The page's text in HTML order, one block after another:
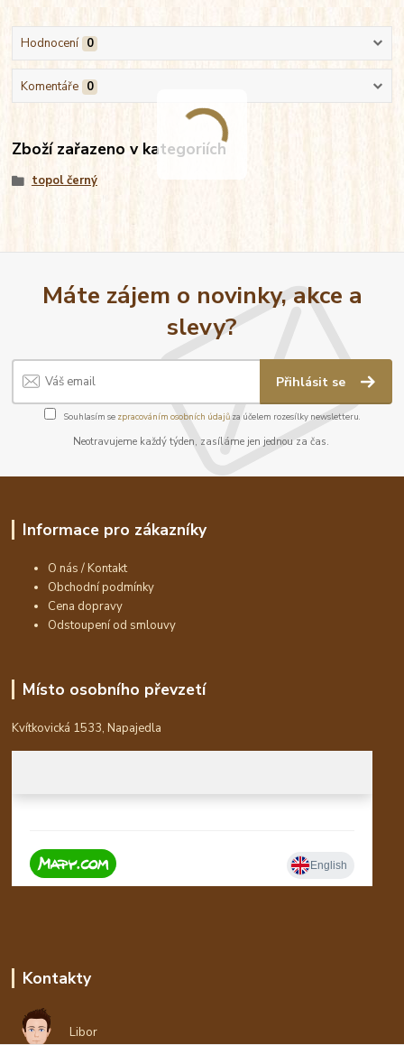
Hodnocení 0
Komentáře 0
Zboží zařazeno v kategoriích
topol černý
Máte zájem o novinky, akce a
slevy?
Přihlásit se
Souhlasím se zpracováním osobních údajůza účelem rozesílky newsletteru.
Neotravujeme každý týden, zasíláme jen jednou za čas.
Informace pro zákazníky
O nás / Kontakt
Obchodní podmínky
Cena dopravy
Odstoupení od smlouvy
Místo osobního převzetí
Kvítkovická 1533, Napajedla
Kontakty
Libor